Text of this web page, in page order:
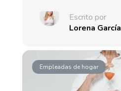
Escrito por
Lorena García
Empleadas de hogar